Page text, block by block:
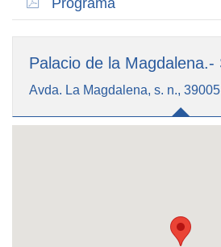
Programa
Palacio de la Magdalena.-
Avda. La Magdalena, s. n.,